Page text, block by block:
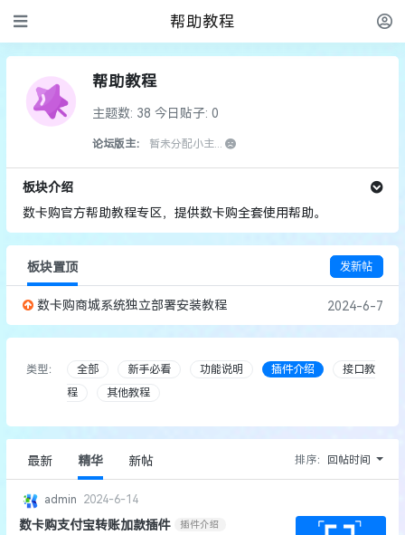
帮助教程
帮助教程
主题数: 38 今日贴子: 0
论坛版主： 暂未分配小主...
板块介绍
数卡购官方帮助教程专区，提供数卡购全套使用帮助。
板块置顶 发新帖
数卡购商城系统独立部署安装教程 2024-6-7
类型： 全部 新手必看 功能说明 插件介绍
接口教
程
其他教程
最新 精华 新帖 排序： 回帖时间
admin 2024-6-14
数卡购支付宝转账加款插件 插件介绍